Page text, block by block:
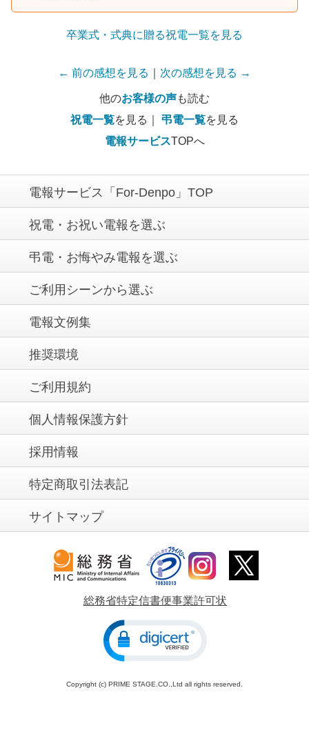
卒業式・式典に贈る祝電一覧を見る
← 前の感想を見る 次の感想を見る →
他のお客様の声も読む
祝電一覧を見る｜ 弔電一覧を見る
電報サービスTOPへ
電報サービス「For-Denpo」TOP
祝電・お祝い電報を選ぶ
弔電・お悔やみ電報を選ぶ
ご利用シーンから選ぶ
電報文例集
推奨環境
ご利用規約
個人情報保護方針
採用情報
特定商取引法表記
サイトマップ
総務省特定信書便事業許可状
Copyright (c) PRIME STAGE.CO.,Ltd all rights reserved.